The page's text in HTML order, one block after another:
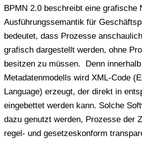
BPMN 2.0 beschreibt eine grafische
Ausführungssemantik für
bedeutet, dass Prozesse
grafisch dargestellt werden, ohne
besitzen zu müssen. Denn
Metadatenmodells wird XML-Code
Language) erzeugt, der direkt in
eingebettet werden kann. Solche
dazu genutzt werden, Prozesse der
regel- und gesetzeskonform